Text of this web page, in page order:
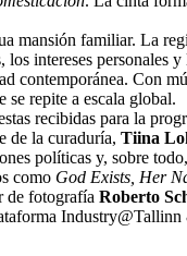
mansión familiar. La
intereses personales
contemporánea. Con
repite a escala global.
recibidas para la
de la curaduría, Tiina
políticas y, sobre
como God Exists, Her
de fotografía Roberto